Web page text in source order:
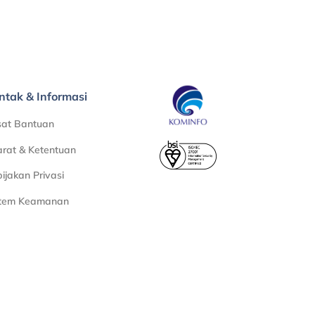
& Informasi
Bantuan
& Ketentuan
Privasi
Keamanan